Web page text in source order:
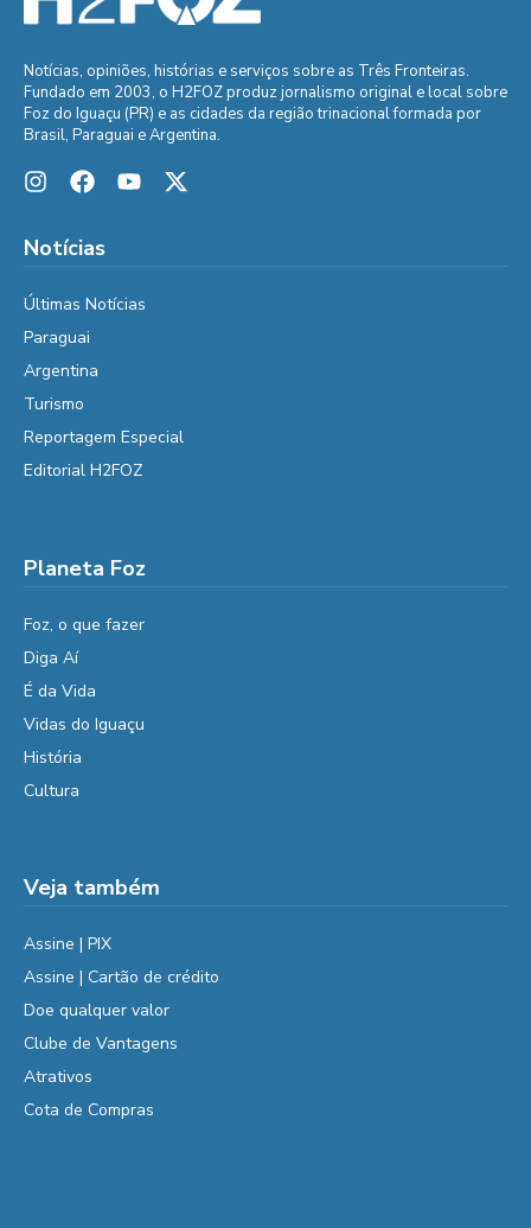
Notícias, opiniões, histórias e serviços sobre as Três Fronteiras.
Fundado em 2003, o H2FOZ produz jornalismo original e local sobre
Foz do Iguaçu (PR) e as cidades da região trinacional formada por
Brasil, Paraguai e Argentina.
Notícias
Últimas Notícias
Paraguai
Argentina
Turismo
Reportagem Especial
Editorial H2FOZ
Planeta Foz
Foz, o que fazer
Diga Aí
É da Vida
Vidas do Iguaçu
História
Cultura
Veja também
Assine | PIX
Assine | Cartão de crédito
Doe qualquer valor
Clube de Vantagens
Atrativos
Cota de Compras